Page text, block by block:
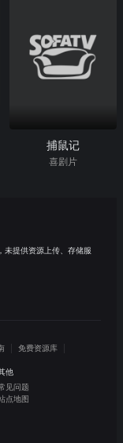
捕鼠记
喜剧片
未提供资源上传、存储服
免费资源库
他
见问题
点地图